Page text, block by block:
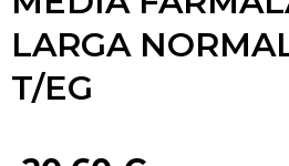
LARGA
T/EG